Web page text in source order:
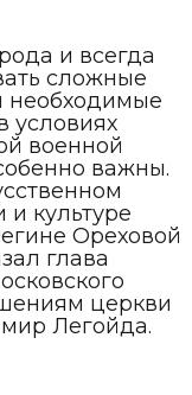
и всегда
сложные
необходимые
условиях
военной
важны.
и культуре
Ореховой
глава
церкви
Легойда.